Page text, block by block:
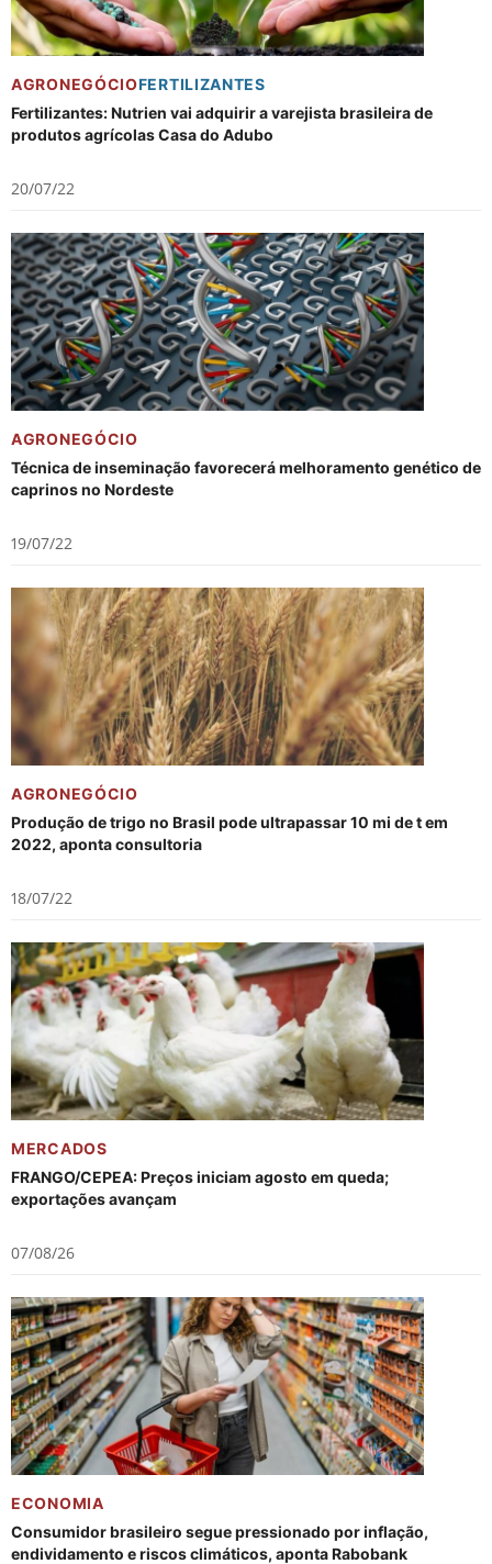
AGRONEGÓCIOFERTILIZANTES
Fertilizantes: Nutrien vai adquirir a varejista brasileira de
produtos agrícolas Casa do Adubo
20/07/22
AGRONEGÓCIO
Técnica de inseminação favorecerá melhoramento genético de
caprinos no Nordeste
19/07/22
AGRONEGÓCIO
Produção de trigo no Brasil pode ultrapassar 10 mi de t em
2022, aponta consultoria
18/07/22
MERCADOS
FRANGO/CEPEA: Preços iniciam agosto em queda;
exportações avançam
07/08/26
ECONOMIA
Consumidor brasileiro segue pressionado por inflação,
endividamento e riscos climáticos, aponta Rabobank